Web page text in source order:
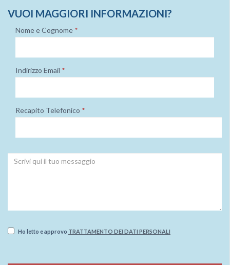
VUOI MAGGIORI INFORMAZIONI?
Nome e Cognome *
Indirizzo Email *
Recapito Telefonico *
Ho letto e approvo TRATTAMENTO DEI DATI PERSONALI